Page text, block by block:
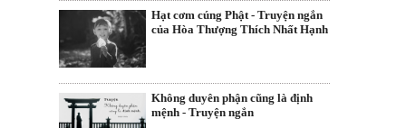
Hạt cơm cúng Phật - Truyện ngắn
của Hòa Thượng Thích Nhất Hạnh
Không duyên phận cũng là định
mệnh - Truyện ngắn